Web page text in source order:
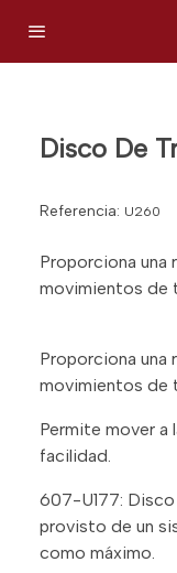
Disco De
Referencia: U260
Proporciona una
movimientos de
Proporciona una
movimientos de
Permite mover a
facilidad.
607-U177:
provisto de un
como máximo.